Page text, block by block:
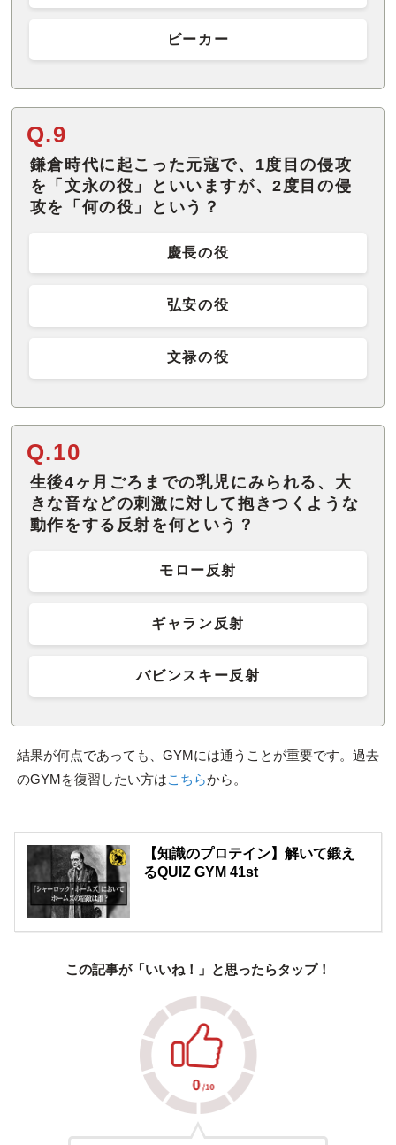
ビーカー
Q.9
鎌倉時代に起こった元寇で、1度目の侵攻
を「文永の役」といいますが、2度目の侵
攻を「何の役」という？
慶長の役
弘安の役
文禄の役
Q.10
生後4ヶ月ごろまでの乳児にみられる、大
きな音などの刺激に対して抱きつくような
動作をする反射を何という？
モロー反射
ギャラン反射
バビンスキー反射
結果が何点であっても、GYMには通うことが重要です。過去
のGYMを復習したい方はこちらから。
【知識のプロテイン】解いて鍛え
るQUIZ GYM 41st
この記事が「いいね！」と思ったらタップ！